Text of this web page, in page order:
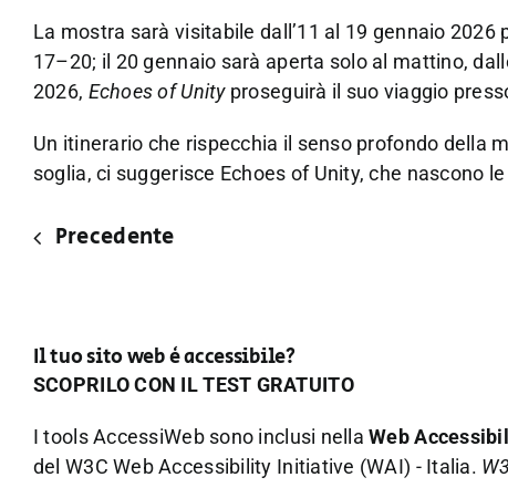
La mostra sarà visitabile dall’11 al 19 gennaio 2026
17–20; il 20 gennaio sarà aperta solo al mattino,
2026, Echoes of Unityproseguirà il suo viaggio
Un itinerario che rispecchia il senso profondo della
soglia, ci suggerisce Echoes of Unity, che nascono
Precedente
Il tuo sito web è accessibile?
SCOPRILO CON IL TEST GRATUITO
I tools AccessiWeb sono inclusi nellaWeb
del W3C Web Accessibility Initiative (WAI) - Italia.